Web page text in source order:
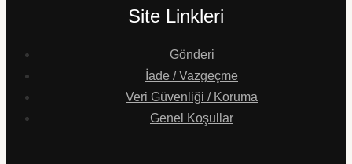
Site Linkleri
Gönderi
İade / Vazgeçme
Veri Güvenliği / Koruma
Genel Koşullar